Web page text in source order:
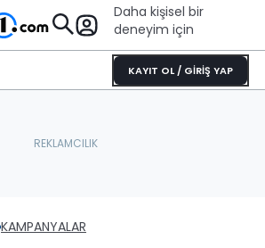
Daha kişisel bir
deneyim için
KAYIT OL / GİRİŞ YAP
KAMPANYALAR